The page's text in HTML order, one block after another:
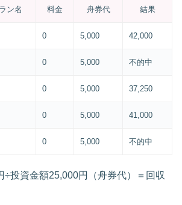
ン名 料金 舟券代 結果
0 5,000 42,000
0 5,000 不的中
0 5,000 37,250
0 5,000 41,000
0 5,000 不的中
÷投資金額25,000円（舟券代）＝回収